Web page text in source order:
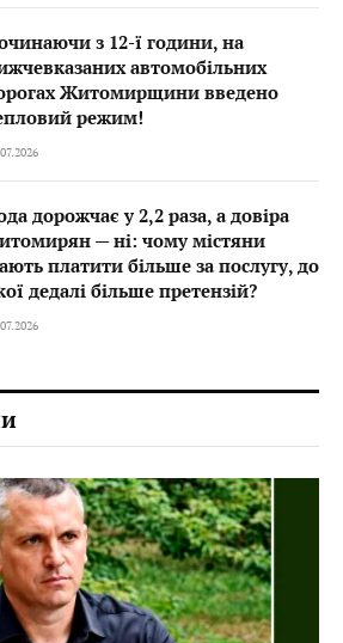
з 12-ї години, на
автомобільних
Житомирщини введено
режим!
дорожчає у 2,2 раза, а довіра
— ні: чому містяни
платити більше за послугу, до
дедалі більше претензій?